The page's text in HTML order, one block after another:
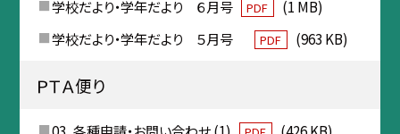
学校だより・学年だより ６月号 PDF
(1 MB)
学校だより・学年だより ５月号
PDF (963 KB)
ＰＴＡ便り